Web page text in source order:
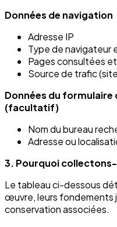
Données de navigation
Adresse IP
Type de navigateur
Pages consultées
Source de trafic
Données du
(facultatif)
Nom du bureau
Adresse ou
3. Pourquoi
Le tableau ci-dessous
œuvre, leurs fondements
conservation associées.